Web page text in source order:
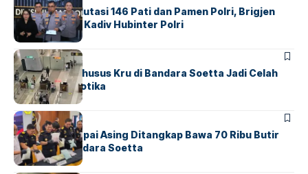
Mabes Polri Mutasi 146 Pati dan Pamen Polri, Brigjen
Untung Jabat Kadiv Hubinter Polri
BANDARABERITA
Ketika Jalur Khusus Kru di Bandara Soetta Jadi Celah
Sindikat Narkotika
BANDARA BERITA
Kopilot Maskapai Asing Ditangkap Bawa 70 Ribu Butir
Ekstasi di Bandara Soetta